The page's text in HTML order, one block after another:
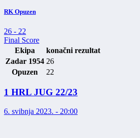
RK Opuzen
26 - 22
Final Score
Ekipa
konačni rezultat
Zadar 1954 26
Opuzen
22
1 HRL JUG 22/23
6. svibnja 2023. - 20:00